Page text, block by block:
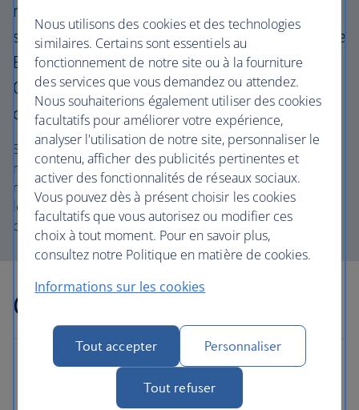
mettre en relation avec un conseiller du
service client, 24 h/24, 7 j/7. Les conseillers de
British Airways Holidays sont disponibles de
08 h 00 à 20 h 00 (heure du Royaume-Uni),
du lundi au dimanche.
Si vous avez déjà réservé, veuillez vous munir de votre
référence de réservation lorsque vous appelez. La
référence de réservation consiste en une série de 6
lettres et chiffres, par ex. AB2C3), qui figure sur votre
courriel de confirmation.
Coordonnées
Nous utilisons des cookies et des technologies
similaires. Certains sont essentiels au
fonctionnement de notre site ou à la fourniture
des services que vous demandez ou attendez.
Nous souhaiterions également utiliser des cookies
facultatifs pour améliorer votre expérience,
analyser l'utilisation de notre site, personnaliser le
contenu, afficher des publicités pertinentes et
activer des fonctionnalités de réseaux sociaux.
Vous pouvez dès à présent choisir les cookies
facultatifs que vous autorisez ou modifier ces
choix à tout moment. Pour en savoir plus,
consultez notre Politique en matière de cookies.
Informations sur les cookies
Tout accepter Personnaliser
Tout refuser